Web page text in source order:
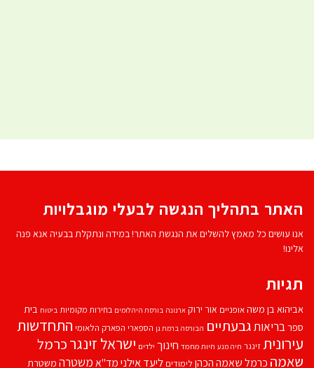
האתר בתהליך הנגשה לבעלי מוגבלויות
אנו עושים כל מאמץ להשלים את הנגשת האתר! במידה ונתקלת בבעיה אנא פנה
אלינו!
תגיות
אביהוא בן משהאופניים אור ירוק ארנונה בורסת היהלומים בחירות מקומיות ביטוח בית
ספרבריאותגבעתיים הבורסה ברמת גן הספארי הפארק הלאומי התחדשות
עירוניתזינגר חיה מנע חיות מחמד חינוך ילדים ישראל זינגרכרמל
שאמה כרמל שאמה הכהן לימודים ליעד אילנימד''אמשטרה משטרת